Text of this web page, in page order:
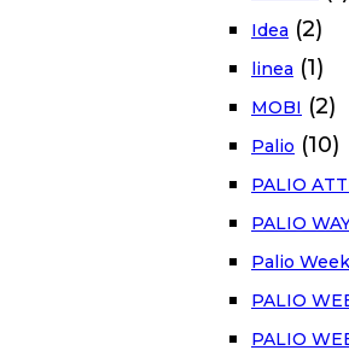
Idea (2)
linea (1)
MOBI (2)
Palio (10)
PALIO
PALIO
Palio
PALIO
PALIO